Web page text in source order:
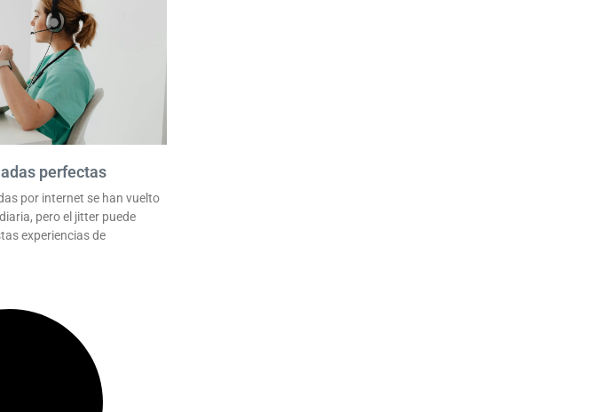
perfectas
por internet se han vuelto
pero el jitter puede
experiencias de